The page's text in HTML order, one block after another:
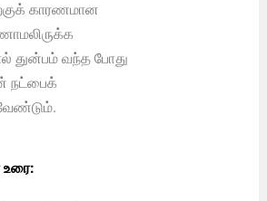
காரணமான
துன்பம் வந்த போது
நட்பைக்
உரை: